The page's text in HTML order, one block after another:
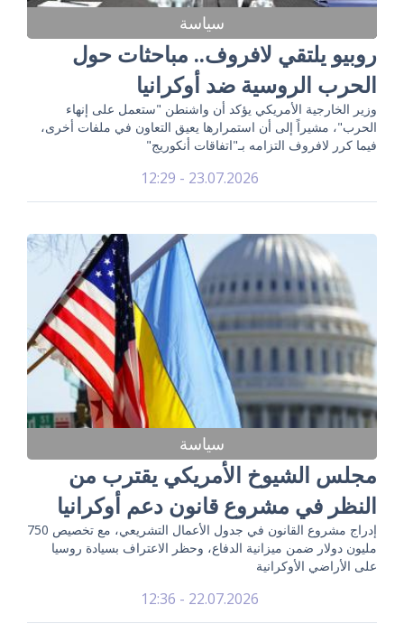
سياسة
روبيو يلتقي لافروف.. مباحثات حول
الحرب الروسية ضد أوكرانيا
وزير الخارجية الأمريكي يؤكد أن واشنطن "ستعمل على إنهاء
الحرب"، مشيراً إلى أن استمرارها يعيق التعاون في ملفات أخرى،
فيما كرر لافروف التزامه بـ"اتفاقات أنكوريج"
23.07.2026 - 12:29
سياسة
مجلس الشيوخ الأمريكي يقترب من
النظر في مشروع قانون دعم أوكرانيا
إدراج مشروع القانون في جدول الأعمال التشريعي، مع تخصيص 750
مليون دولار ضمن ميزانية الدفاع، وحظر الاعتراف بسيادة روسيا
على الأراضي الأوكرانية
22.07.2026 - 12:36